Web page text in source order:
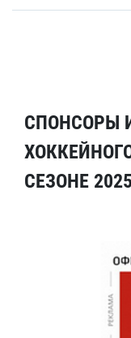
СПОНСОРЫ
СЕЗОНЕ